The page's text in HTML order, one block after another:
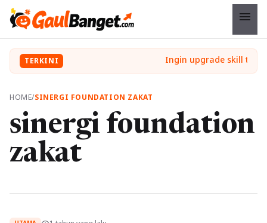
menu
TERKINI
HOME/SINERGI FOUNDATION ZAKAT
sinergi foundation
zakat